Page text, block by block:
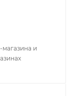
магазина и